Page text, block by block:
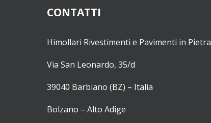
CONTATTI
Himollari Rivestimenti e Pavimenti in Pietra
Via San Leonardo, 35/d
39040 Barbiano (BZ) – Italia
Bolzano – Alto Adige